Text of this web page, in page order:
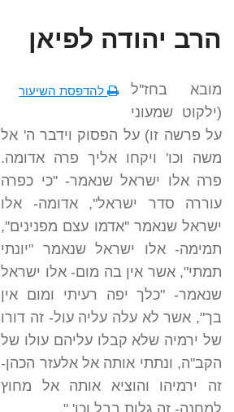
הרב יהודה לפיאן
להדפסת השיעור
מובא בחז''ל
(ילקוט שמעוני
על פרשה זו) על הפסוק וידבר ה' אל
משה וכו' ויקחו אליך פרה אדומה.
פרה אלו ישראל שנאמר- ''כי כפרה
עוררה סדר ישראל'', אדומה- אלו
ישראל שנאמר ''אדמו עצם מפנינים'',
תמימה- אלו ישראל שנאמר "יונתי
תמתי", אשר אין בה מום- אלו ישראל
שנאמר- "כלך יפה רעיתי ומום אין
בך", אשר לא עלה עליה עול- זה דורו
של ירמיה שלא קבלו עליהם עולו של
הקב"ה, ונתתי אותה אל אלעזר הכהן-
זה ירמיהו והוציא אותה אל מחוץ
למחנה- זה גלות בבל וכו' ".